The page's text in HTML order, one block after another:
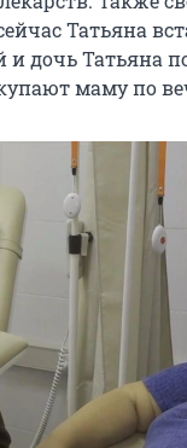
Татьяна
и дочь Татьяна
маму по